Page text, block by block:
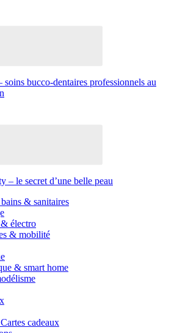
soins bucco-dentaires professionnels au
– le secret d’une belle peau
& sanitaires
électro
& mobilité
& smart home
cadeaux